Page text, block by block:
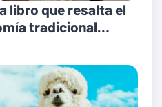
libro que resalta el
tradicional